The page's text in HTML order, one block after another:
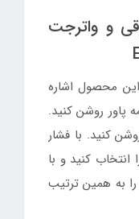
و واترجت
این محصول اشاره
پاور روشن کنید.
کنید. با فشار
انتخاب کنید و با
به همین ترتیب